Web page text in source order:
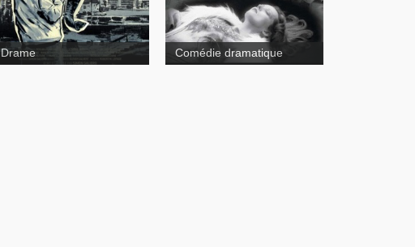
Drame Comédie dramatique